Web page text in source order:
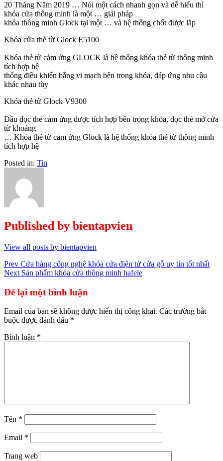
20 Tháng Năm 2019 … Nói một cách nhanh gọn và dễ hiểu thì
khóa cửa thông minh là một … giải pháp
khóa thông minh Glock tại một … và hệ thống chốt được lắp
Khóa cửa thẻ từ Glock E5100
Khóa thẻ từ cảm ứng GLOCK là hệ thống khóa thẻ từ thông minh
tích hợp hệ
thống điều khiển bằng vi mạch bên trong khóa, đáp ứng nhu cầu
khác nhau tùy
Khóa thẻ từ Glock V9300
Đầu đọc thẻ cảm ứng được tích hợp bên trong khóa, đọc thẻ mở cửa
từ khoảng
… Khóa thẻ từ cảm ứng Glock là hệ thống khóa thẻ từ thông minh
tích hợp hệ
Posted in: Tin
Published by bientapvien
View all posts by bientapvien
Điều
hướng
bài
viết
Prev Cửa hàng công nghệ khóa cửa điện tử cửa gỗ uy tín tốt nhất
Next Sản phẩm khóa cửa thông minh hafele
Để lại một bình luận
Email của bạn sẽ không được hiển thị công khai. Các trường bắt
buộc được đánh dấu *
Bình luận *
Tên *
Email *
Trang web